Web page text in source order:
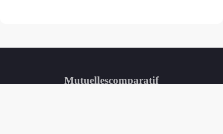
Mutuellescomparatif